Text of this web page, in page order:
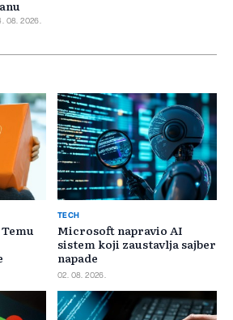
08. 2026.
TECH
Microsoft napravio AI
sistem koji zaustavlja sajber
napade
02. 08. 2026.